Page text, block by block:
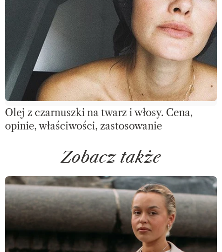
Olej z czarnuszki na twarz i włosy. Cena,
opinie, właściwości, zastosowanie
Zobacz także